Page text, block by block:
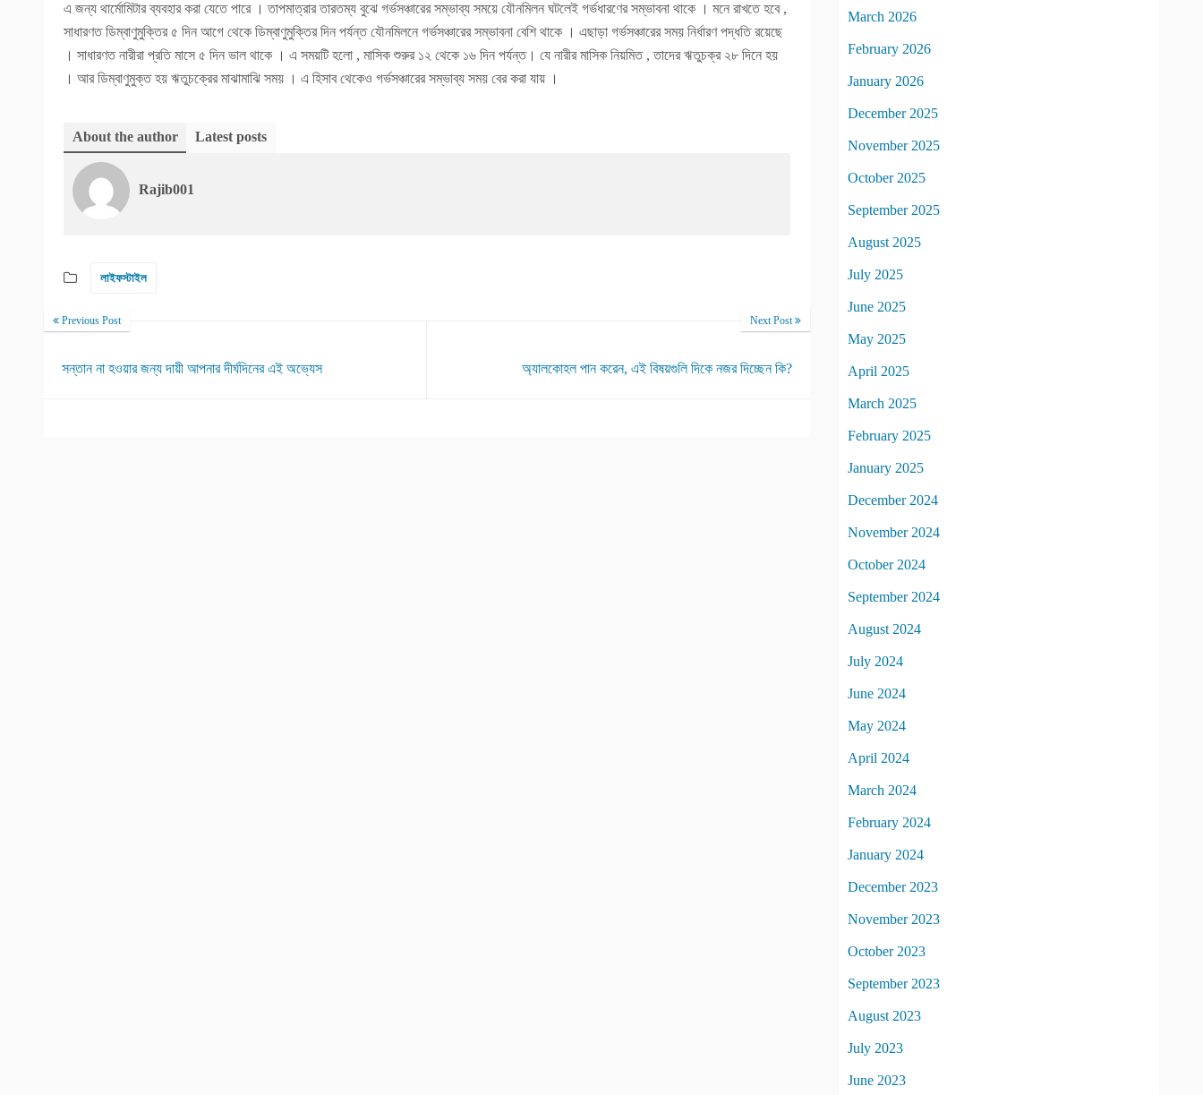
এ জন্য থার্মোমিটার ব্যবহার করা যেতে পারে । তাপমাত্রার তারতম্য বুঝে গর্ভসঞ্চারের সম্ভাব্য সময়ে যৌনমিলন ঘটলেই গর্ভধারণের সম্ভাবনা থাকে । মনে রাখতে হবে ,
সাধারণত ডিম্বাণুমুক্তির ৫ দিন আগে থেকে ডিম্বাণুমুক্তির দিন পর্যন্ত যৌনমিলনে গর্ভসঞ্চারের সম্ভাবনা বেশি থাকে । এছাড়া গর্ভসঞ্চারের সময় নির্ধারণ পদ্ধতি রয়েছে
। সাধারণত নারীরা প্রতি মাসে ৫ দিন ভাল থাকে । এ সময়টি হলো , মাসিক শুরুর ১২ থেকে ১৬ দিন পর্যন্ত। যে নারীর মাসিক নিয়মিত , তাদের ঋতুচক্র ২৮ দিনে হয়
। আর ডিম্বাণুমুক্ত হয় ঋতুচক্রের মাঝামাঝি সময় । এ হিসাব থেকেও গর্ভসঞ্চারের সম্ভাব্য সময় বের করা যায় ।
About the author Latest posts
Rajib001
লাইফস্টাইল
Previous Post
সন্তান না হওয়ার জন্য দায়ী আপনার দীর্ঘদিনের এই অভ্যেস
Next Post
অ্যালকোহল পান করেন, এই বিষয়গুলি দিকে নজর দিচ্ছেন কি?
March 2026
February 2026
January 2026
December 2025
November 2025
October 2025
September 2025
August 2025
July 2025
June 2025
May 2025
April 2025
March 2025
February 2025
January 2025
December 2024
November 2024
October 2024
September 2024
August 2024
July 2024
June 2024
May 2024
April 2024
March 2024
February 2024
January 2024
December 2023
November 2023
October 2023
September 2023
August 2023
July 2023
June 2023